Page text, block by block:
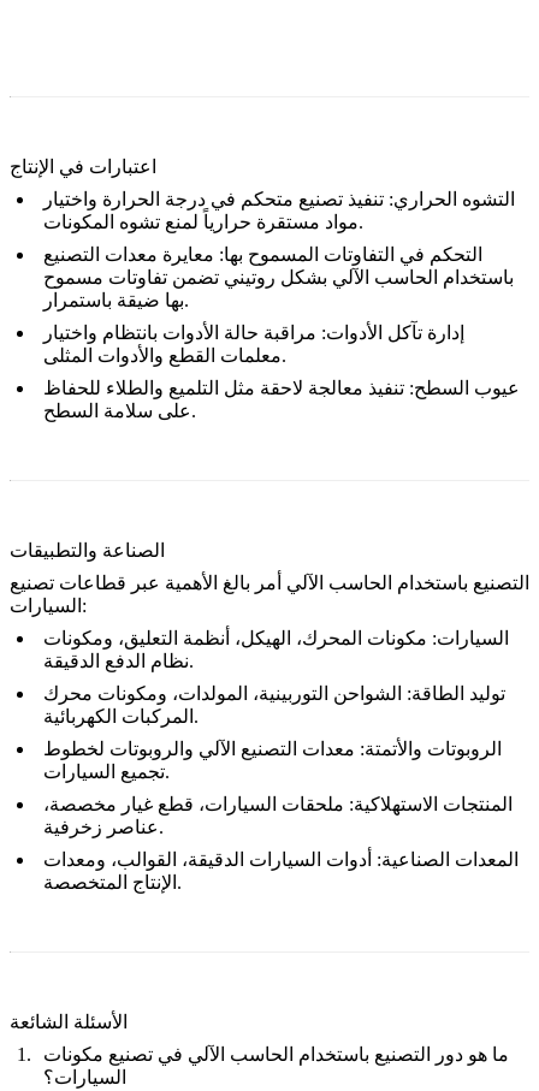
اعتبارات في الإنتاج
التشوه الحراري: تنفيذ تصنيع متحكم في درجة الحرارة واختيار
مواد مستقرة حرارياً لمنع تشوه المكونات.
التحكم في التفاوتات المسموح بها: معايرة معدات التصنيع
باستخدام الحاسب الآلي بشكل روتيني تضمن تفاوتات مسموح
بها ضيقة باستمرار.
إدارة تآكل الأدوات: مراقبة حالة الأدوات بانتظام واختيار
معلمات القطع والأدوات المثلى.
عيوب السطح: تنفيذ معالجة لاحقة مثل التلميع والطلاء للحفاظ
على سلامة السطح.
الصناعة والتطبيقات
التصنيع باستخدام الحاسب الآلي أمر بالغ الأهمية عبر قطاعات تصنيع
السيارات:
السيارات: مكونات المحرك، الهيكل، أنظمة التعليق، ومكونات
نظام الدفع الدقيقة.
توليد الطاقة: الشواحن التوربينية، المولدات، ومكونات محرك
المركبات الكهربائية.
الروبوتات والأتمتة: معدات التصنيع الآلي والروبوتات لخطوط
تجميع السيارات.
المنتجات الاستهلاكية: ملحقات السيارات، قطع غيار مخصصة،
عناصر زخرفية.
المعدات الصناعية: أدوات السيارات الدقيقة، القوالب، ومعدات
الإنتاج المتخصصة.
الأسئلة الشائعة
ما هو دور التصنيع باستخدام الحاسب الآلي في تصنيع مكونات
السيارات؟